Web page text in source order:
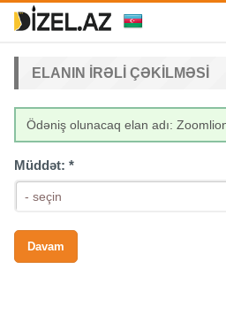
ELANIN IRƏLI ÇƏKILMƏSI
Ödəniş olunacaq elan adı:
Müddət: *
- seçin